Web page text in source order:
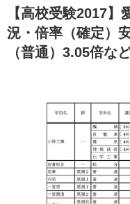
【高校受験2017
況・倍率（確定）
（普通）3.05倍な